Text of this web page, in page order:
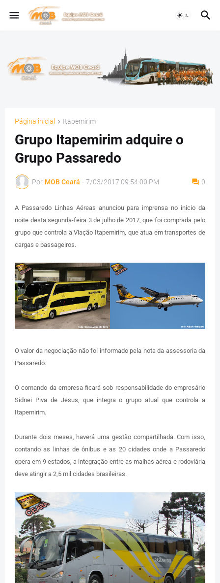
Página inicial Itapemirim
Grupo Itapemirim adquire o
Grupo Passaredo
Por MOB Ceará - 7/03/2017 09:54:00 PM 0
A Passaredo Linhas Aéreas anunciou para imprensa no início da
noite desta segunda-feira 3 de julho de 2017, que foi comprada pelo
grupo que controla a Viação Itapemirim, que atua em transportes de
cargas e passageiros.
O valor da negociação não foi informado pela nota da assessoria da
Passaredo.
O comando da empresa ficará sob responsabilidade do empresário
Sidnei Piva de Jesus, que integra o grupo atual que controla a
Itapemirim.
Durante dois meses, haverá uma gestão compartilhada. Com isso,
contando as linhas de ônibus e as 20 cidades onde a Passaredo
opera em 9 estados, a integração entre as malhas aérea e rodoviária
deve atingir a 2,5 mil cidades brasileiras.